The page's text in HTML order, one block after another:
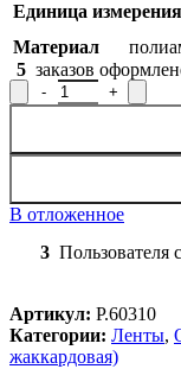
Единица измерения
Материал
5 заказов
Количество товара
В отложенное
3 Пользователя
Артикул: Р.60310
Категории: Ленты,
жаккардовая)